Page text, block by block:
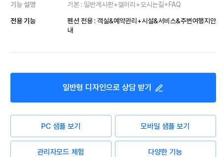
기능 설명 기본 : 일반게시판+갤러리+오시는길+FAQ
전용 기능
펜션 전용 : 객실&예약관리+시설&서비스&주변여행지안
내
일반형 디자인으로 상담 받기
PC 샘플 보기 모바일 샘플 보기
관리자모드 체험 다양한 기능